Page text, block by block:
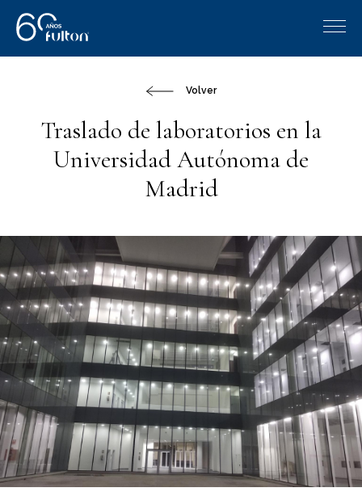
Volver
Traslado de laboratorios en la
Universidad Autónoma de
Madrid